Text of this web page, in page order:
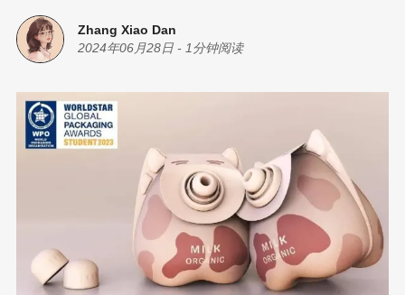
Zhang Xiao Dan
2024年06月28日 - 1分钟阅读